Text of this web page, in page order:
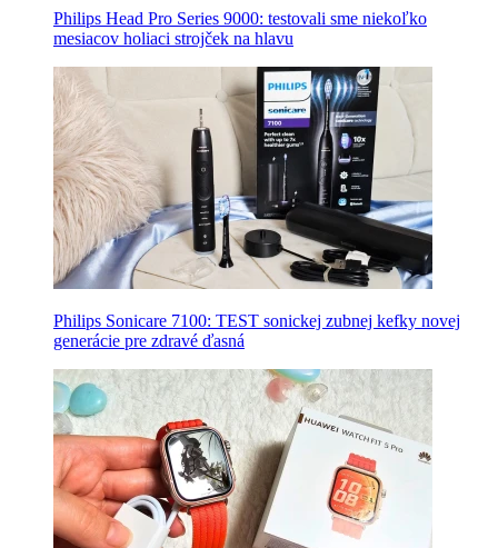
Philips Head Pro Series 9000: testovali sme niekoľko
mesiacov holiaci strojček na hlavu
Philips Sonicare 7100: TEST sonickej zubnej kefky novej
generácie pre zdravé ďasná